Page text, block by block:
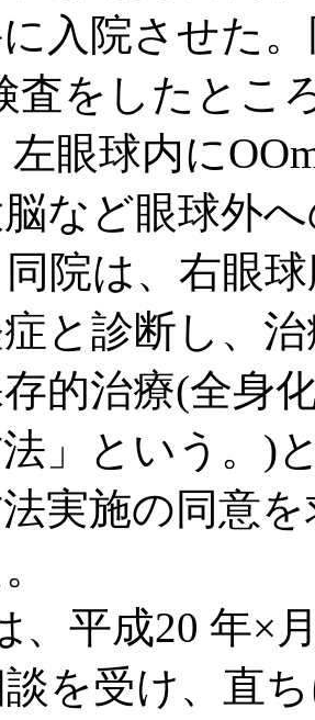
入院させた
査をしたとこ
左眼球内に
など眼球外
院は、右眼
と診断し、
的治療(全身
」という。)
実施の同意
、平成20 年×
を受け、直